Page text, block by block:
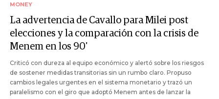
MONEY
La advertencia de Cavallo para Milei post
elecciones y la comparación con la crisis de
Menem en los 90'
Criticó con dureza al equipo económico y alertó sobre los riesgos
de sostener medidas transitorias sin un rumbo claro. Propuso
cambios legales urgentes en el sistema monetario y trazó un
paralelismo con el giro que adoptó Menem antes de lanzar la